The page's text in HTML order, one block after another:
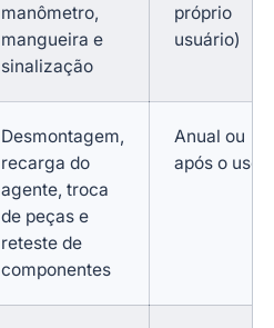
manômetro,
mangueira e
sinalização
próprio
usuário)
Desmontagem,
recarga do
agente, troca
de peças e
reteste de
componentes
Anual ou
após o uso